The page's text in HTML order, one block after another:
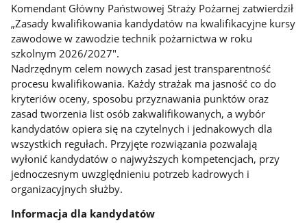
Komendant Główny Państwowej Straży Pożarnej zatwierdził
„Zasady kwalifikowania kandydatów na kwalifikacyjne kursy
zawodowe w zawodzie technik pożarnictwa w roku
szkolnym 2026/2027".
Nadrzędnym celem nowych zasad jest transparentność
procesu kwalifikowania. Każdy strażak ma jasność co do
kryteriów oceny, sposobu przyznawania punktów oraz
zasad tworzenia list osób zakwalifikowanych, a wybór
kandydatów opiera się na czytelnych i jednakowych dla
wszystkich regułach. Przyjęte rozwiązania pozwalają
wyłonić kandydatów o najwyższych kompetencjach, przy
jednoczesnym uwzględnieniu potrzeb kadrowych i
organizacyjnych służby.
Informacja dla kandydatów